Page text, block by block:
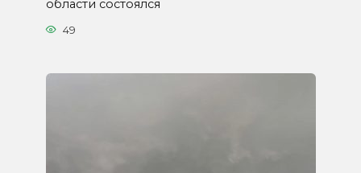
области состоялся
49